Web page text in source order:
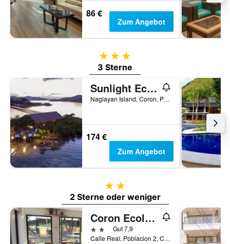
86 €
Zum Angebot
3 Sterne
3 Sterne
Sunlight Eco Tourism Island Resort
Naglayan Island, Coron, Philippinen
174 €
Zum Angebot
2 Sterne
2 Sterne oder weniger
Coron Ecolodge
2 SterneGut 7,9
Calle Real, Poblacion 2, Coron, Philippinen